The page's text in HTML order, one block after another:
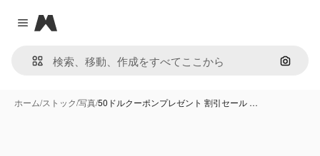
Close menu
Magnific
画像で
ホーム/ストック/写真/50ドルクーポンプレゼント 割引セール …